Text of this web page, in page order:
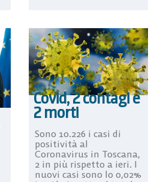
Covid, 2 contagi e
2 morti
Sono 10.226 i casi di
positività al
Coronavirus in Toscana,
2 in più rispetto a ieri. I
nuovi casi sono lo 0,02%